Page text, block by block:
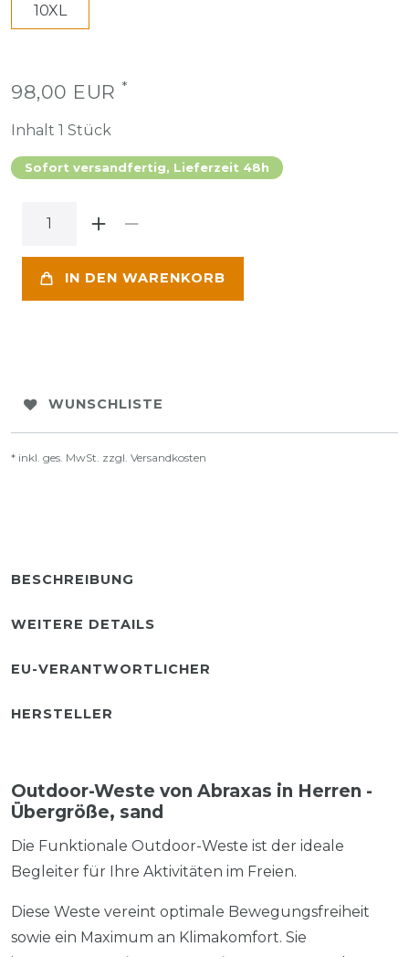
10XL
98,00 EUR *
Inhalt 1 Stück
Sofort versandfertig, Lieferzeit 48h
IN DEN WARENKORB
WUNSCHLISTE
* inkl. ges. MwSt. zzgl. Versandkosten
BESCHREIBUNG
WEITERE DETAILS
EU-VERANTWORTLICHER
HERSTELLER
Outdoor-Weste von Abraxas in Herren -
Übergröße, sand
Die Funktionale Outdoor-Weste ist der ideale
Begleiter für Ihre Aktivitäten im Freien.
Diese Weste vereint optimale Bewegungsfreiheit
sowie ein Maximum an Klimakomfort. Sie